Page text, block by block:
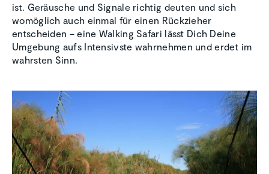
ist. Geräusche und Signale richtig deuten und sich
womöglich auch einmal für einen Rückzieher
entscheiden – eine Walking Safari lässt Dich Deine
Umgebung aufs Intensivste wahrnehmen und erdet im
wahrsten Sinn.